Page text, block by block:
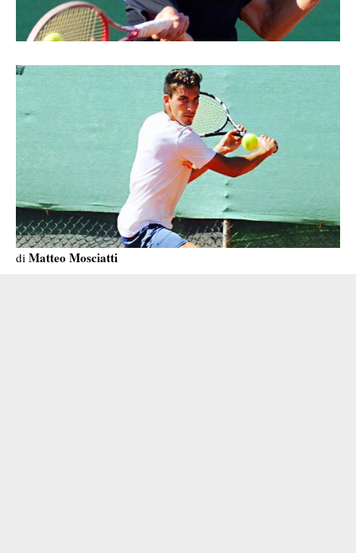
di Matteo Mosciatti